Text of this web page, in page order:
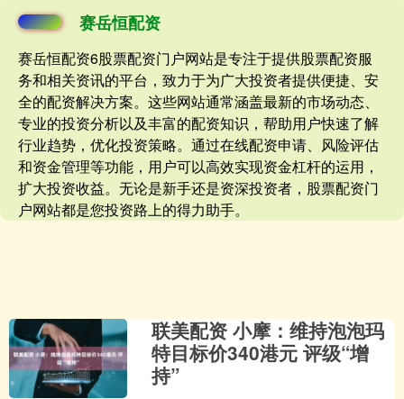
赛岳恒配资
赛岳恒配资6股票配资门户网站是专注于提供股票配资服
务和相关资讯的平台，致力于为广大投资者提供便捷、安
全的配资解决方案。这些网站通常涵盖最新的市场动态、
专业的投资分析以及丰富的配资知识，帮助用户快速了解
行业趋势，优化投资策略。通过在线配资申请、风险评估
和资金管理等功能，用户可以高效实现资金杠杆的运用，
扩大投资收益。无论是新手还是资深投资者，股票配资门
户网站都是您投资路上的得力助手。
联美配资 小摩：维持泡泡玛
特目标价340港元 评级“增
持”